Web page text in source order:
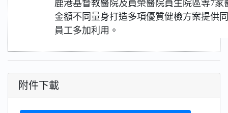
鹿港基督教醫院及員榮醫院員生院區等7
金額不同量身打造多項優質健檢方案提供
員工多加利用。
附件下載